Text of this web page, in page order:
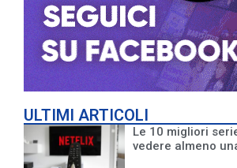
ULTIMI ARTICOLI
Le 10 migliori
vedere almeno